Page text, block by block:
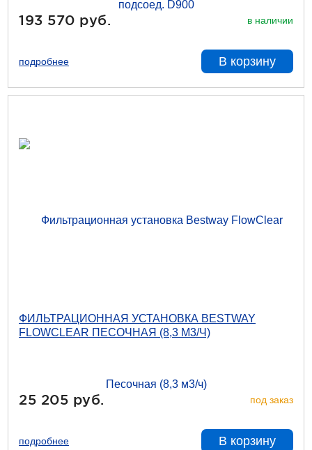
193 570 руб. в наличии
подробнее В корзину
ФИЛЬТРАЦИОННАЯ УСТАНОВКА BESTWAY
FLOWCLEAR ПЕСОЧНАЯ (8,3 М3/Ч)
25 205 руб. под заказ
подробнее В корзину